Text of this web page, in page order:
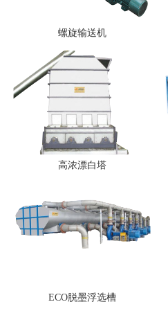
螺旋输送机
高浓漂白塔
ECO脱墨浮选槽